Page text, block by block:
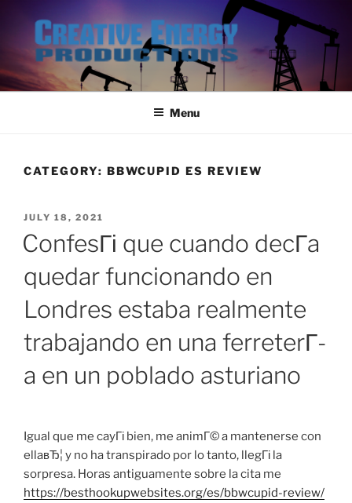
content
Menu
CATEGORY: BBWCUPID ES REVIEW
POSTED
JULY 18, 2021
ConfesГі que cuando decГ­a
quedar funcionando en
Londres estaba realmente
trabajando en una ferreterГ­
a en un poblado asturiano
Igual que me cayГі bien, me animГ© a mantenerse con
ellaвЂ¦ y no ha transpirado por lo tanto, llegГі la
sorpresa. Horas antiguamente sobre la cita me
https://besthookupwebsites.org/es/bbwcupid-review/